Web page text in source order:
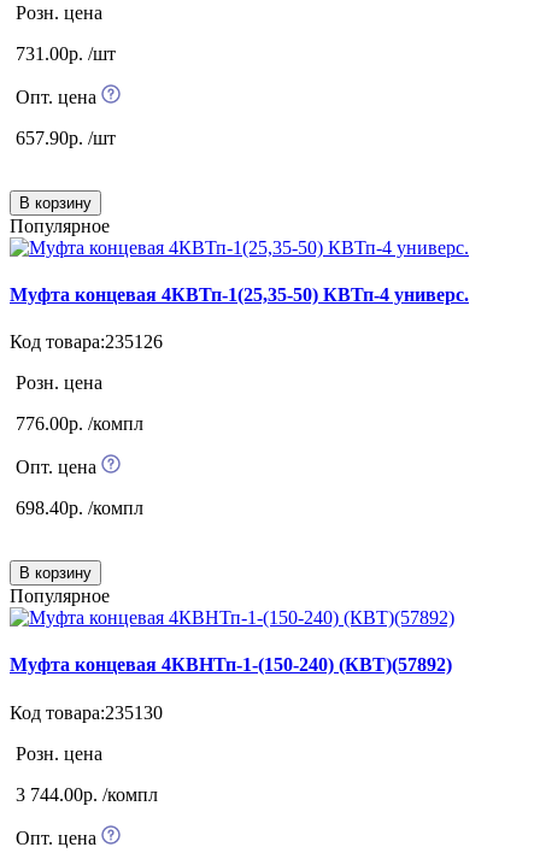
Розн. цена
731.00р. /шт
Опт. цена
657.90р. /шт
В корзину
Популярное
Муфта концевая 4КВТп-1(25,35-50) КВТп-4 универс.
Код товара:235126
Розн. цена
776.00р. /компл
Опт. цена
698.40р. /компл
В корзину
Популярное
Муфта концевая 4КВНТп-1-(150-240) (КВТ)(57892)
Код товара:235130
Розн. цена
3 744.00р. /компл
Опт. цена